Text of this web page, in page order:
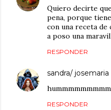
Quiero decirte
pena, porque
con una receta de
a poso una
RESPONDER
sandra/ josemaria
RESPONDER